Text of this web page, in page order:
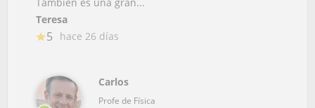
Teresa
5 hace 26 días
Carlos
Profe de Física